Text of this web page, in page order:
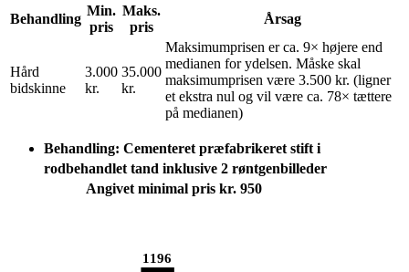
Behandling
Min.
pris
Maks.
pris
Årsag
Hård
bidskinne
3.000
kr.
35.000
kr.
Maksimumprisen er ca. 9× højere end
medianen for ydelsen. Måske skal
maksimumprisen være 3.500 kr. (ligner
et ekstra nul og vil være ca. 78× tættere
på medianen)
Behandling: Cementeret præfabrikeret stift i
rodbehandlet tand inklusive 2 røntgenbilleder
Angivet minimal pris kr. 950
1196